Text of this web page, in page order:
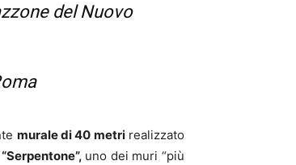
del Nuovo
murale di 40 metrirealizzato
“Serpentone”, uno dei muri “più